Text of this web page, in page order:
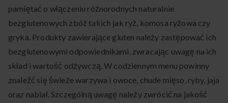
pamiętać o włączeniu różnorodnych naturalnie
bezglutenowych zbóż takich jak ryż, komosa ryżowa czy
gryka. Produkty zawierające gluten należy zastępować ich
bezglutenowymi odpowiednikami, zwracając uwagę na ich
skład i wartość odżywczą. W codziennym menu powinny
znaleźć się świeże warzywa i owoce, chude mięso, ryby, jaja
oraz nabiał. Szczególną uwagę należy zwrócić na jakość